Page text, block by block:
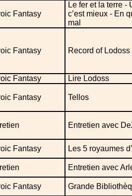
Fantasy
Le fer et la terre -
c’est mieux - En
mal
Fantasy Record of
Fantasy Lire Lodoss
Fantasy Tellos
Entretien avec
Fantasy Les 5 royaumes
Entretien avec
Fantasy
Grande